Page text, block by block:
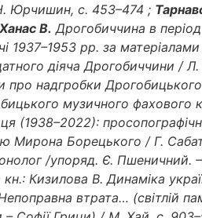
Юрчишин, с. 453–474 ;
Ханас В. Дрогобиччина в період
1937–1953 рр. за
діяча Дрогобиччини
надгробки
музичного фахового
(1938–2022):
Мирона Борецького / Г.
/упоряд. Є. Пшеничний.
Кизилова В. Динаміка
втрата… (світлій